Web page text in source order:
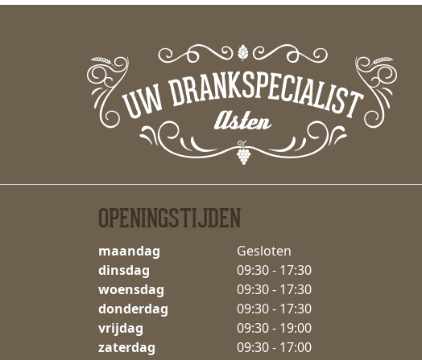
OPENINGSTIJDEN
maandag
Gesloten
dinsdag
09:30 - 17:30
woensdag
09:30 - 17:30
donderdag
09:30 - 17:30
vrijdag
09:30 - 19:00
zaterdag
09:30 - 17:00